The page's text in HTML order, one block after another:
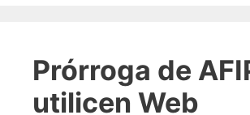
Prórroga de
utilicen Web